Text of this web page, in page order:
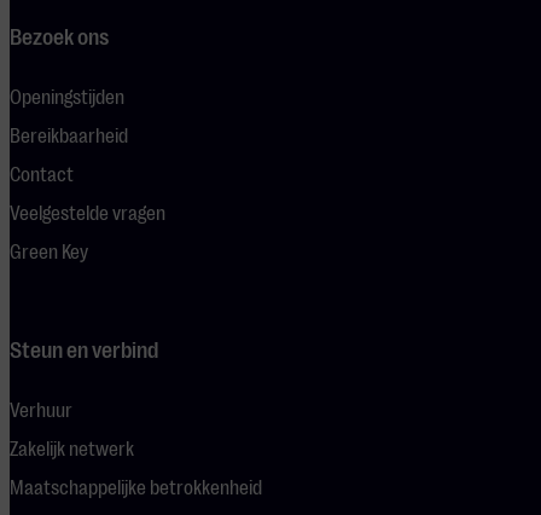
Bezoek ons
Openingstijden
Bereikbaarheid
Contact
Veelgestelde vragen
Green Key
Steun en verbind
Verhuur
Zakelijk netwerk
Maatschappelijke betrokkenheid